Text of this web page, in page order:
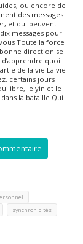
ou encore de
des messages
et qui peuvent
messages pour
Toute la force
direction se
quoi
de la vie La vie
certains jours
le yin et le
la bataille Qui
synchronicités